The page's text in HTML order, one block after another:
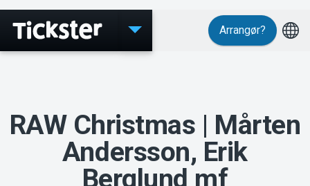
Arrangør?
RAW Christmas | Mårten
Andersson, Erik
Berglund mf